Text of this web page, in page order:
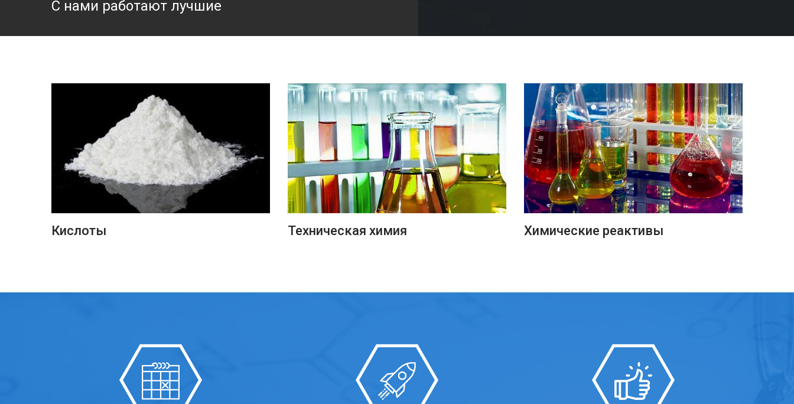
С нами работают лучшие
ПОДРОБНЕЕ
Кислоты
ПОДРОБНЕЕ
Техническая химия
ПОДРОБНЕЕ
Химические реактивы